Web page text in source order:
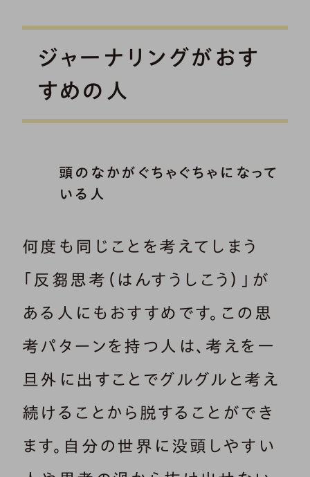
ジャーナリングがおす
すめの人
頭のなかがぐちゃぐちゃになって
いる人
何度も同じことを考えてしまう
「反芻思考（はんすうしこう）」が
ある人にもおすすめです。この思
考パターンを持つ人は、考えを一
旦外に出すことでグルグルと考え
続けることから脱することができ
ます。自分の世界に没頭しやすい